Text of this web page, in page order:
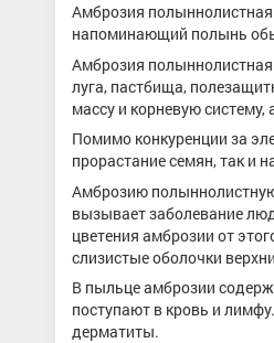
Амброзия
напоминающий полынь
Амброзия
луга, пастбища,
массу и корневую
Помимо конкуренции за
прорастание семян, так и
Амброзию
вызывает заболевание
цветения амброзии от
слизистые оболочки
В пыльце амброзии
поступают в кровь и
дерматиты.